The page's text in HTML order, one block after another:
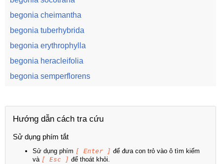
begonia cheimantha
begonia tuberhybrida
begonia erythrophylla
begonia heracleifolia
begonia semperflorens
Hướng dẫn cách tra cứu
Sử dụng phím tắt
Sử dụng phím [ Enter ] để đưa con trỏ vào ô tìm kiếm
và [ Esc ] để thoát khỏi.